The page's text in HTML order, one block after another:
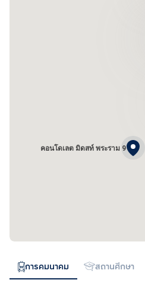
คอนโดเลต มิดสท์ พระราม 9
การคมนาคม สถานศึกษา